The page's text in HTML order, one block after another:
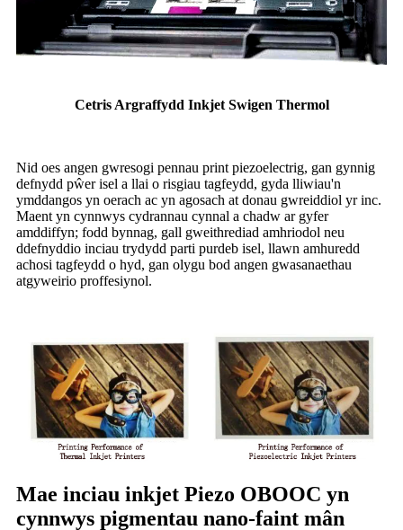
Cetris Argraffydd Inkjet Swigen Thermol
Nid oes angen gwresogi pennau print piezoelectrig, gan gynnig
defnydd pŵer isel a llai o risgiau tagfeydd, gyda lliwiau'n
ymddangos yn oerach ac yn agosach at donau gwreiddiol yr inc.
Maent yn cynnwys cydrannau cynnal a chadw ar gyfer
amddiffyn; fodd bynnag, gall gweithrediad amhriodol neu
ddefnyddio inciau trydydd parti purdeb isel, llawn amhuredd
achosi tagfeydd o hyd, gan olygu bod angen gwasanaethau
atgyweirio proffesiynol.
Mae inciau inkjet Piezo OBOOC yn
cynnwys pigmentau nano-faint mân